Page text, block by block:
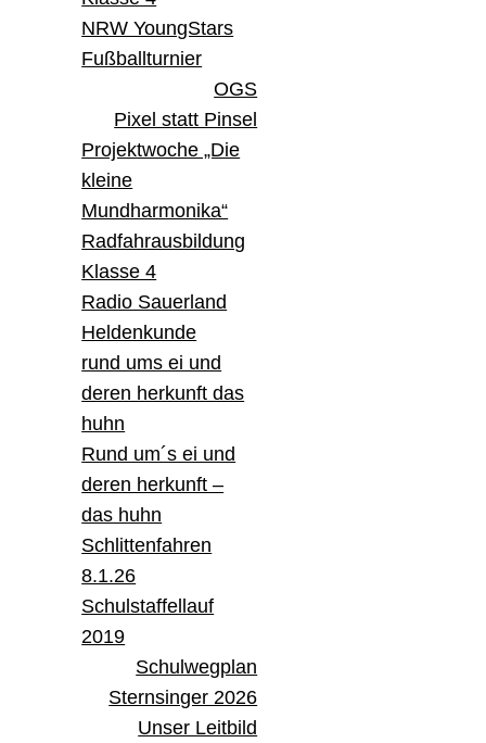
NRW YoungStars
Fußballturnier
OGS
Pixel statt Pinsel
Projektwoche „Die
kleine
Mundharmonika“
Radfahrausbildung
Klasse 4
Radio Sauerland
Heldenkunde
rund ums ei und
deren herkunft das
huhn
Rund um´s ei und
deren herkunft –
das huhn
Schlittenfahren
8.1.26
Schulstaffellauf
2019
Schulwegplan
Sternsinger 2026
Unser Leitbild